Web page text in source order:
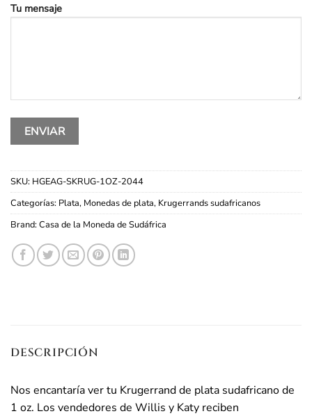
Tu mensaje
SKU: HGEAG-SKRUG-1OZ-2044
Categorías: Plata, Monedas de plata, Krugerrands sudafricanos
Brand:Casa de la Moneda de Sudáfrica
DESCRIPCIÓN
Nos encantaría ver tu Krugerrand de plata sudafricano de
1 oz. Los vendedores de Willis y Katy reciben